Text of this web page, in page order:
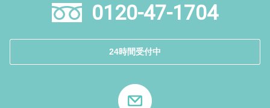
0120-47-1704
24時間受付中